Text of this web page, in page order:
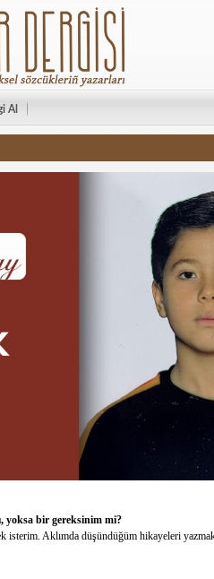
Al
yoksa bir gereksinim mi?
Aklımda düşündüğüm hikayeleri